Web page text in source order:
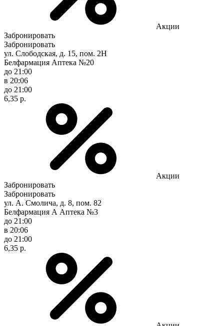
Акции
Забронировать
Забронировать
ул. Слободская, д. 15, пом. 2Н
Белфармация Аптека №20
до 21:00
в 20:06
до 21:00
6,35 р.
Акции
Забронировать
Забронировать
ул. А. Смолича, д. 8, пом. 82
Белфармация А Аптека №3
до 21:00
в 20:06
до 21:00
6,35 р.